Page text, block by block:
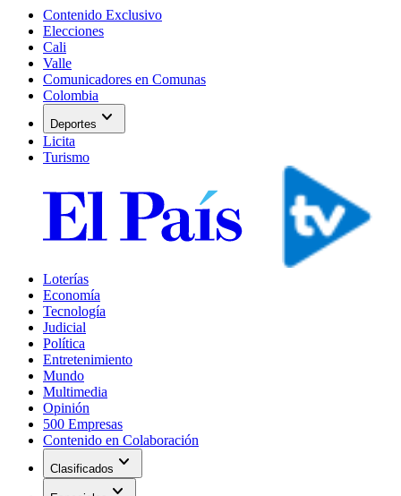
Contenido Exclusivo
Elecciones
Cali
Valle
Comunicadores en Comunas
Colombia
Deportes expand_more
Licita
Turismo
Loterías
Economía
Tecnología
Judicial
Política
Entretenimiento
Mundo
Multimedia
Opinión
500 Empresas
Contenido en Colaboración
Clasificados expand_more